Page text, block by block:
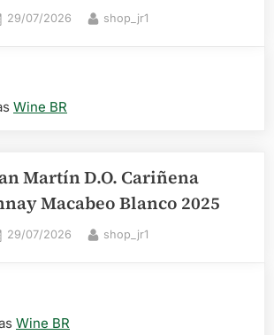
Posted
29/07/2026 By
shop_jr1
Wine BR
Martín D.O. Cariñena
Macabeo Blanco 2025
Posted
29/07/2026 By
shop_jr1
Wine BR